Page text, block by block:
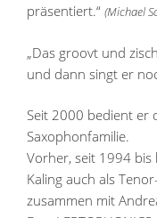
präsentiert.“ (Michael
„Das groovt und
und dann singt er
Seit 2000 bedient er
Saxophonfamilie.
Vorher, seit 1994 bis
Kaling auch als
zusammen mit